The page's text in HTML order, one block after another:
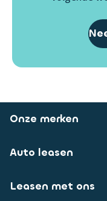
Onze merken
Auto leasen
Leasen met ons